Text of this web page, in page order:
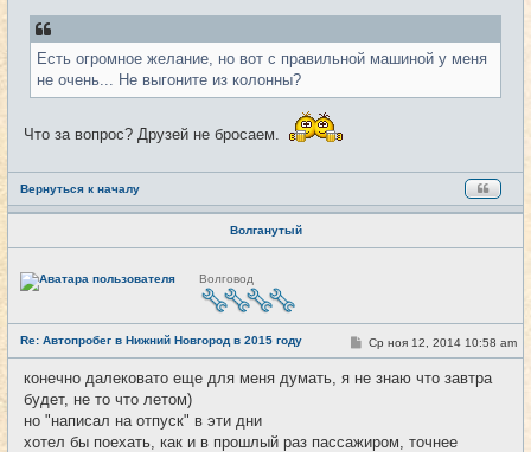
н
Есть огромное желание, но вот с правильной машиной у меня
не очень... Не выгоните из колонны?
Что за вопрос? Друзей не бросаем.
Вернуться к началу
Волганутый
Н
е
е
т
и
Волговод
Re: Автопробег в Нижний Новгород в 2015 году #12
С
о
б
и
Ср ноя 12, 2014 10:58 am
конечно далековато еще для меня думать, я не знаю что завтра
будет, не то что летом)
но "написал на отпуск" в эти дни
хотел бы поехать, как и в прошлый раз пассажиром, точнее